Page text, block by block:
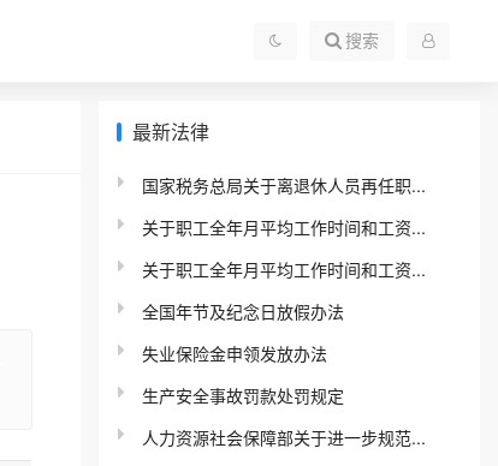
搜索
最新法律
国家税务总局关于离退休人员再任职...
关于职工全年月平均工作时间和工资...
关于职工全年月平均工作时间和工资...
全国年节及纪念日放假办法
失业保险金申领发放办法
生产安全事故罚款处罚规定
人力资源社会保障部关于进一步规范...